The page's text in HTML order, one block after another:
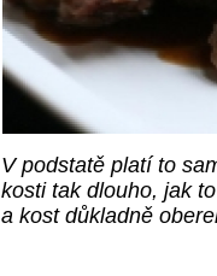
V podstatě platí to
kosti tak dlouho, jak
a kost důkladně